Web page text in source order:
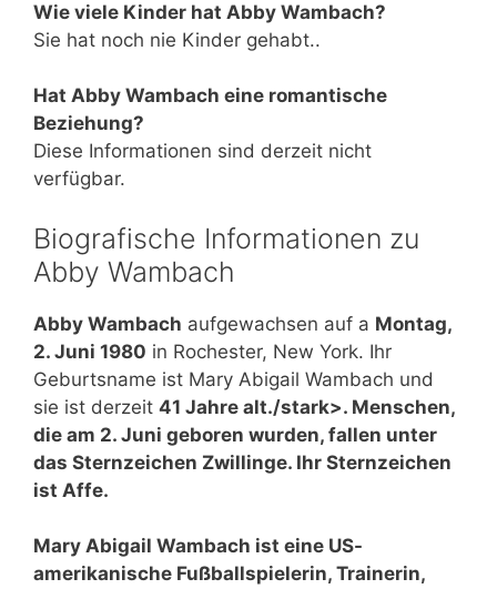
Wie viele Kinder hat Abby Wambach?
Sie hat noch nie Kinder gehabt..
Hat Abby Wambach eine romantische
Beziehung?
Diese Informationen sind derzeit nicht
verfügbar.
Biografische Informationen zu
Abby Wambach
Abby Wambach aufgewachsen auf a Montag,
2. Juni 1980 in Rochester, New York. Ihr
Geburtsname ist Mary Abigail Wambach und
sie ist derzeit 41 Jahre alt./stark>. Menschen,
die am 2. Juni geboren wurden, fallen unter
das Sternzeichen Zwillinge. Ihr Sternzeichen
ist Affe.
Mary Abigail Wambach ist eine US-
amerikanische Fußballspielerin, Trainerin,